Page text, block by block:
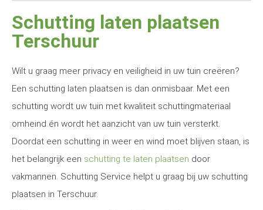
Schutting laten plaatsen
Terschuur
Wilt u graag meer privacy en veiligheid in uw tuin creëren?
Een schutting laten plaatsen is dan onmisbaar. Met een
schutting wordt uw tuin met kwaliteit schuttingmateriaal
omheind én wordt het aanzicht van uw tuin versterkt.
Doordat een schutting in weer en wind moet blijven staan, is
het belangrijk een schutting te laten plaatsen door
vakmannen. Schutting Service helpt u graag bij uw schutting
plaatsen in Terschuur.